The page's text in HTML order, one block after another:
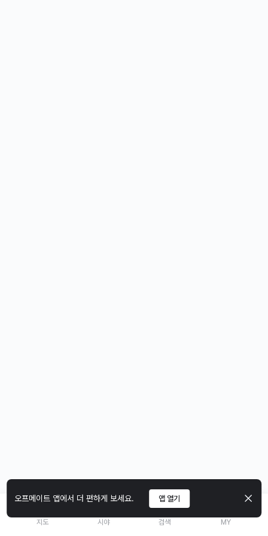
오프메이트 앱에서 더 편하게 보세요. 앱 열기
지도 시야 검색 MY